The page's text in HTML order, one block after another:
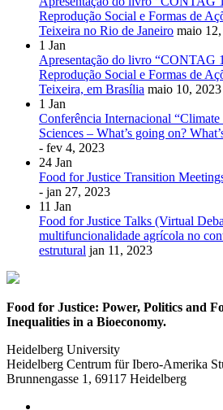
Reprodução Social e Formas de
Teixeira no Rio de Janeiro maio
1 Jan
Apresentação do livro “CONTAG
Reprodução Social e Formas de
Teixeira, em Brasília maio 10, 2023
1 Jan
Conferência Internacional “Climate
Sciences – What’s going on?
- fev 4, 2023
24 Jan
Food for Justice Transition
- jan 27, 2023
11 Jan
Food for Justice Talks (Virtual
multifuncionalidade agrícola no
estrutural jan 11, 2023
Food for Justice: Power, Politics and
Inequalities in a Bioeconomy.
Heidelberg University
Heidelberg Centrum für Ibero-Amerika
Brunnengasse 1, 69117 Heidelberg